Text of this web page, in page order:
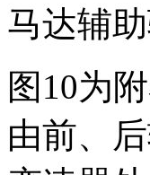
马达辅助
图10为
由前、